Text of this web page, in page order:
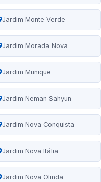
Jardim Monte Verde
Jardim Morada Nova
Jardim Munique
Jardim Neman Sahyun
Jardim Nova Conquista
Jardim Nova Itália
Jardim Nova Olinda